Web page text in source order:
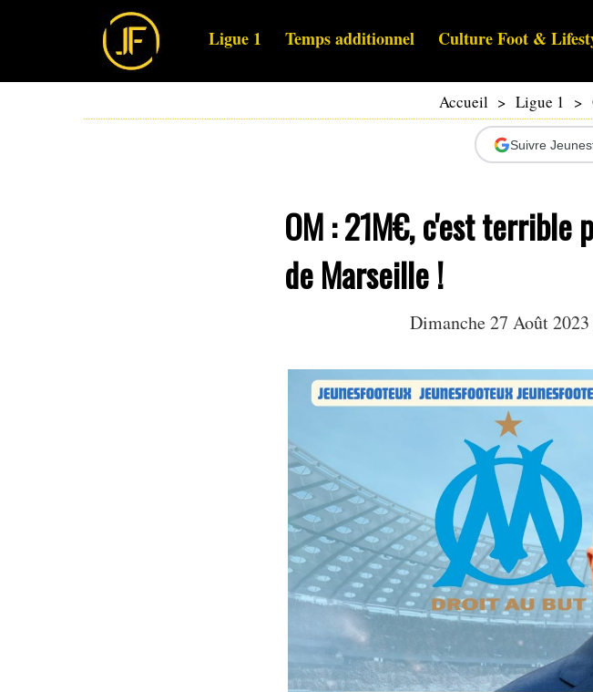
Ligue 1 Temps additionnel Culture Foot &
Accueil > Ligue 1 >
Suivre
OM : 21M€, c'est terrible
de Marseille !
Dimanche 27 Août